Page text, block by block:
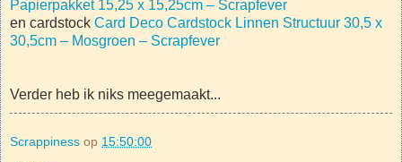
Papierpakket 15,25 x 15,25cm – Scrapfever
en cardstock Card Deco Cardstock Linnen Structuur 30,5 x
30,5cm – Mosgroen – Scrapfever
Verder heb ik niks meegemaakt...
Scrappiness op 15:50:00